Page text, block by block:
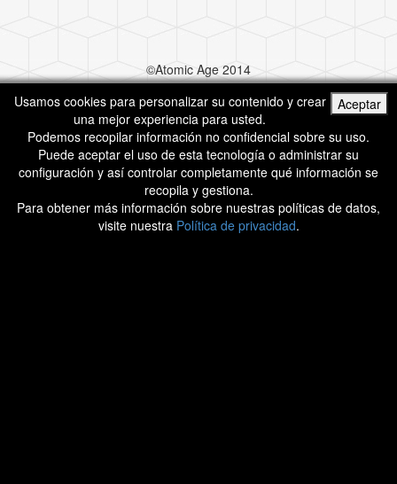
Aceptar
Usamos cookies para personalizar su contenido y crear
una mejor experiencia para usted.
Podemos recopilar información no confidencial sobre su uso.
Puede aceptar el uso de esta tecnología o administrar su
configuración y así controlar completamente qué información se
recopila y gestiona.
Para obtener más información sobre nuestras políticas de datos,
visite nuestra Política de privacidad.
©Atomic Age 2014